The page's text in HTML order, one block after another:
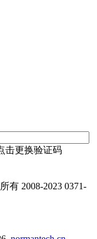
有 2008-2023 0371-